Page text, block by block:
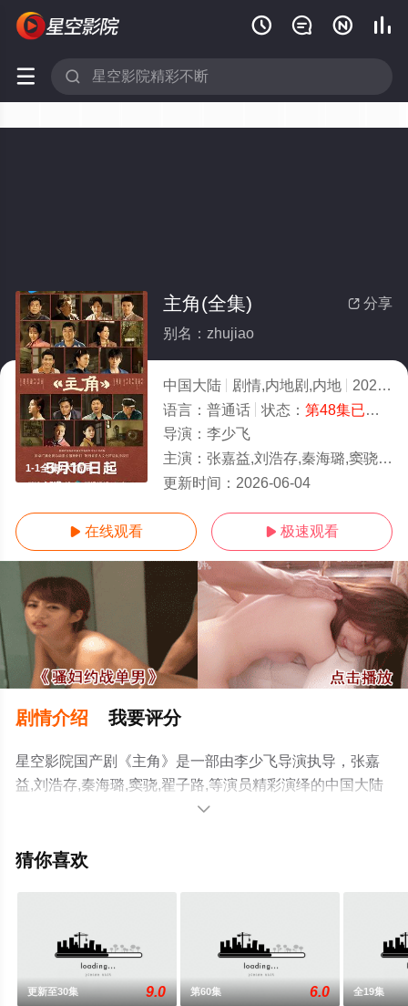
   
 
1-1全集/大结局
 分享
主角(全集)
别名：zhujiao
中国大陆 剧情,内地剧,内地 2026
语言： 普通话 状态： 第48集已完结
导演： 李少飞
主演： 张嘉益,刘浩存,秦海璐,窦骁,翟子路,
更新时间： 2026-06-04
 在线观看  极速观看
剧情介绍 我要评分
星空影院国产剧《主角》是一部由李少飞导演执导，张嘉
益,刘浩存,秦海璐,窦骁,翟子路,等演员精彩演绎的中国大陆
电视剧，大结局剧情已揭晓（1-1全集），手机免费观看高
息可移步至豆瓣电视剧、电视猫或剧情网等平台了解。

猜你喜欢
更新至30集 9.0 第60集 6.0 全19集